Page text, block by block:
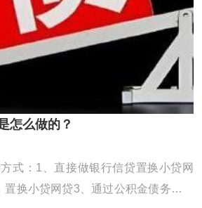
怎么做的？
式：1、直接做银行信贷置换小贷网
换小贷网贷3、通过公积金债务重组